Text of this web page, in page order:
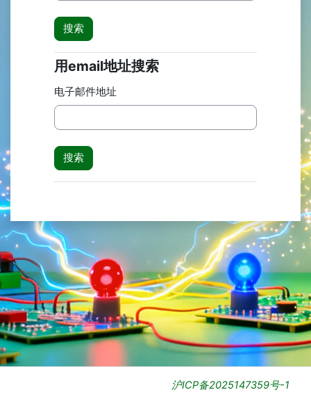
用email地址搜索
用email地址搜索
电子邮件地址
沪ICP备2025147359号-1